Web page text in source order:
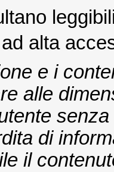
alta
e i
alle
di
il